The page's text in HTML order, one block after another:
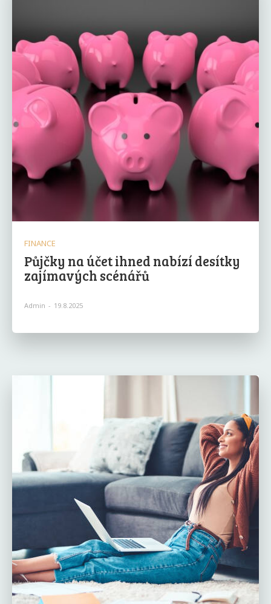
FINANCE
Půjčky na účet ihned nabízí desítky
zajímavých scénářů
Admin - 19.8.2025